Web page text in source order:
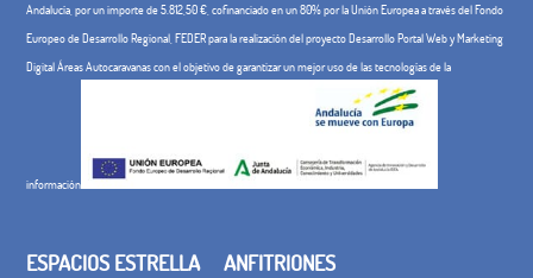
Andalucía, por un importe de 5.812,50 €, cofinanciado en un 80% por la Unión Europea a través del Fondo
Europeo de Desarrollo Regional, FEDER para la realización del proyecto Desarrollo Portal Web y Marketing
Digital Áreas Autocaravanas con el objetivo de garantizar un mejor uso de las tecnologías de la
información
ESPACIOS ESTRELLA ANFITRIONES